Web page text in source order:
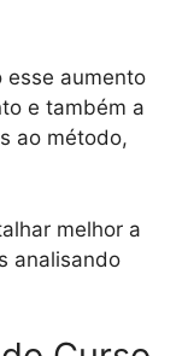
esse aumento
e também a
ao método,
melhor a
analisando